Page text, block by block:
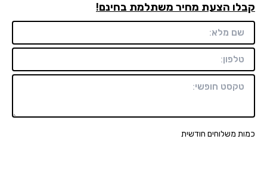
הצעת מחיר משתלמת בחינם!
משלוחים חודשית